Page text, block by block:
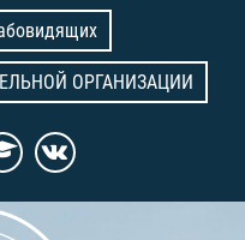
ОРГАНИЗАЦИИ